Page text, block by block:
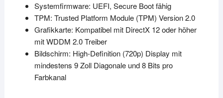
Systemfirmware: UEFI, Secure Boot fähig
TPM: Trusted Platform Module (TPM) Version 2.0
Grafikkarte: Kompatibel mit DirectX 12 oder höher
mit WDDM 2.0 Treiber
Bildschirm: High-Definition (720p) Display mit
mindestens 9 Zoll Diagonale und 8 Bits pro
Farbkanal